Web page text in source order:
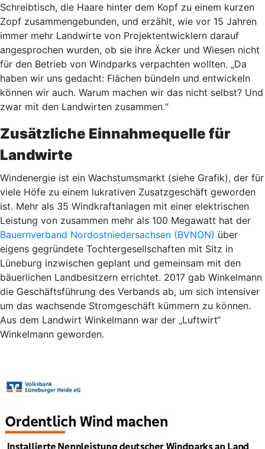
Schreibtisch, die Haare hinter dem Kopf zu einem kurzen
Zopf zusammengebunden, und erzählt, wie vor 15 Jahren
immer mehr Landwirte von Projektentwicklern darauf
angesprochen wurden, ob sie ihre Äcker und Wiesen nicht
für den Betrieb von Windparks verpachten wollten. „Da
haben wir uns gedacht: Flächen bündeln und entwickeln
können wir auch. Warum machen wir das nicht selbst? Und
zwar mit den Landwirten zusammen.“
Zusätzliche Einnahmequelle für
Landwirte
Windenergie ist ein Wachstumsmarkt (siehe Grafik), der für
viele Höfe zu einem lukrativen Zusatzgeschäft geworden
ist. Mehr als 35 Windkraftanlagen mit einer elektrischen
Leistung von zusammen mehr als 100 Megawatt hat der
Bauernverband Nordostniedersachsen (BVNON) über
eigens gegründete Tochtergesellschaften mit Sitz in
Lüneburg inzwischen geplant und gemeinsam mit den
bäuerlichen Landbesitzern errichtet. 2017 gab Winkelmann
die Geschäftsführung des Verbands ab, um sich intensiver
um das wachsende Stromgeschäft kümmern zu können.
Aus dem Landwirt Winkelmann war der „Luftwirt“
Winkelmann geworden.